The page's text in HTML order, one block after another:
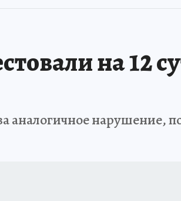
на 12
аналогичное нарушение,